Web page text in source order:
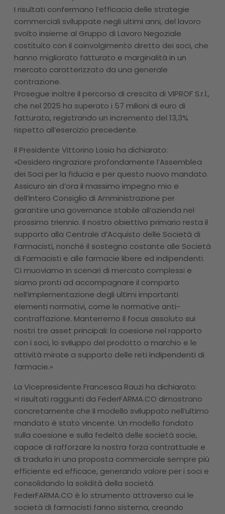
I risultati confermano l’efficacia delle strategie
commerciali sviluppate negli ultimi anni, del lavoro
svolto insieme al Gruppo di Lavoro Negoziale
costituito con il coinvolgimento diretto dei soci, che
hanno migliorato fatturato e marginalità in un
mercato caratterizzato da una generale
contrazione.
Prosegue inoltre il percorso di crescita di VIPROF S.r.l.,
che nel 2025 ha superato i 57 milioni di euro di
fatturato, registrando un incremento del 13,3%
rispetto all’esercizio precedente.
Il Presidente Vittorino Losio ha dichiarato:
«Desidero ringraziare profondamente l’Assemblea
dei Soci per la fiducia e per questo nuovo mandato.
Assicuro sin d’ora il massimo impegno mio e
dell’intero Consiglio di Amministrazione per
garantire una governance stabile all’azienda nel
prossimo triennio. Il nostro obiettivo primario resta il
supporto alla Centrale d’Acquisto delle Società di
Farmacisti, nonché il sostegno costante alle Società
di Farmacisti e alle farmacie libere ed indipendenti.
Ci muoviamo in scenari di mercato complessi e
siamo pronti ad accompagnare il comparto
nell’implementazione degli ultimi importanti
elementi normativi, come le normative anti-
contraffazione. Manterremo il focus assoluto sui
nostri tre asset principali: la coesione nel rapporto
con i soci, lo sviluppo del prodotto a marchio e le
attività mirate a supporto delle reti indipendenti di
farmacie.»
La Vicepresidente Francesca Rauzi ha dichiarato:
«I risultati raggiunti da FederFARMA.CO dimostrano
concretamente che il modello sviluppato nell’ultimo
mandato è stato vincente. Un modello fondato
sulla coesione e sulla fedeltà delle società socie,
capace di rafforzare la nostra forza contrattuale e
di tradurla in una proposta commerciale sempre più
efficiente ed efficace, generando valore per i soci e
consolidando la solidità della società.
FederFARMA.CO è lo strumento attraverso cui le
società di farmacisti fanno sistema, creando